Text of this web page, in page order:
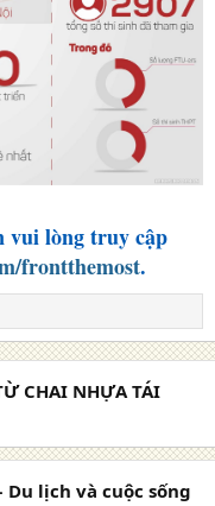
vui lòng truy cập
frontthemost.
CHAI NHỰA TÁI
lịch và cuộc sống